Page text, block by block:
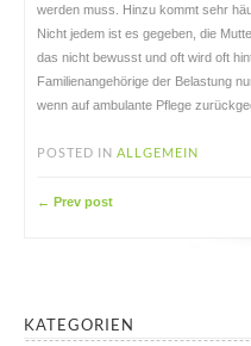
werden muss. Hinzu kommt sehr
Nicht jedem ist es gegeben, die
das nicht bewusst und oft wird oft
Familienangehörige der Belastung
wenn auf ambulante Pflege
POSTED IN ALLGEMEIN
← Prev post
KATEGORIEN